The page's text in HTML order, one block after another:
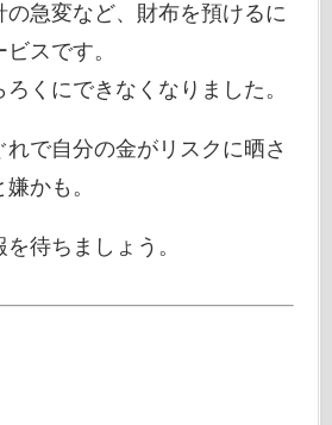
の急変など、財布を預けるに
スです。
くにできなくなりました。
れで自分の金がリスクに晒さ
かも。
待ちましょう。